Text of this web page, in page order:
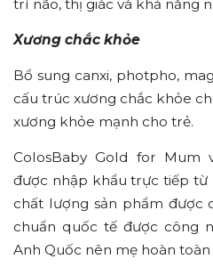
trí não, thị giác và khả năng
Xương chắc khỏe
Bổ sung canxi, photpho,
cấu trúc xương chắc khỏe
xương khỏe mạnh cho trẻ.
ColosBaby Gold for Mum
được nhập khẩu trực tiếp từ
chất lượng sản phẩm được
chuẩn quốc tế được công
Anh Quốc nên mẹ hoàn